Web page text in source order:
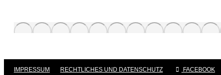
IMPRESSUM RECHTLICHES UND DATENSCHUTZ FACEBOOK